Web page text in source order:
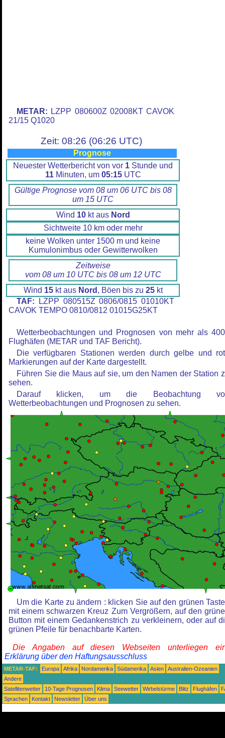
METAR: LZPP 080600Z 02008KT CAVOK
21/15 Q1020
Zeit: 08:26 (06:26 UTC)
Prognose
Neuester Wetterbericht von vor 1 Stunde und
11Minuten, um 05:15UTC
Gültige Prognose vom 08 um 06 UTC bis 08
um 15 UTC
Wind 10kt aus Nord
Sichtweite 10 km oder mehr
keine Wolken unter 1500 m und keine
Kumulonimbus oder Gewitterwolken
Zeitweise
vom 08 um 10 UTC bis 08 um 12 UTC
Wind 15kt aus Nord , Böen bis zu 25kt
TAF: LZPP 080515Z 0806/0815 01010KT
CAVOK TEMPO 0810/0812 01015G25KT
Wetterbeobachtungen und Prognosen von mehr als
Flughäfen (METAR und TAF Bericht).
Die verfügbaren Stationen werden durch gelbe und
Markierungen auf der Karte dargestellt.
Führen Sie die Maus auf sie, um den Namen der Station
sehen.
Darauf klicken, um die Beobachtung
Wetterbeobachtungen und Prognosen zu sehen.
Um die Karte zu ändern : klicken Sie auf den grünen
mit einem schwarzen Kreuz Zum Vergrößern, auf den
Button mit einem Gedankenstrich zu verkleinern, oder auf
grünen Pfeile für benachbarte Karten.
Die Angaben auf diesen Webseiten unterliegen
Erklärung über den Haftungsausschluss
METAR-TAF: Europa Afrika Nordamerika Südamerika Asien
Australien-Ozeanien
Andere
Satellitenwetter
10-Tage Prognosen Klima Seewetter Wirbelstürme Blitz Flughäfen
Sprachen
Kontakt Newsletter Über uns